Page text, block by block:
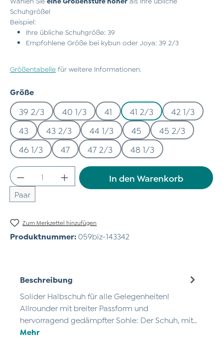
Schuhgröße!
Beispiel:
Ihre übliche Schuhgröße: 39
Empfohlene Größe bei kybun oder Joya: 39 2/3
Größentabelle für weitere Informationen.
Größeauswählen
39 2/3 40 1/3 41 41 2/3
42 1/3
43
43 2/3 44 1/3 45
45 2/3
46 1/3
47 47 2/3 48 1/3
Produkt Anzahl: Gib den gewünschten
Paar
In den Warenkorb
Zum Merkzettel hinzufügen
Produktnummer: 059biz-143342
Beschreibung
Solider Halbschuh für alle Gelegenheiten!
Allrounder mit breiter Passform und
hervorragend gedämpfter Sohle: Der Schuh, mit…
Mehr